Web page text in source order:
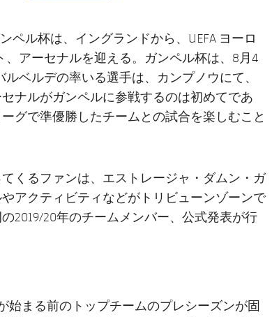
ペル杯は、イングランドから、UEFA ヨーロ
、アーセナルを迎える。ガンペル杯は、8月4
ベルデの率いる選手は、カンプノウにて、
ナルがガンペルに参戦するのは初めてであ
グで準優勝したチームとの試合を楽しむこと
くるファンは、エストレージャ・ダムン・ガ
アクティビティなどがトリビューンゾーンで
2019/20年のチームメンバー、公式発表が行
始まる前のトップチームのプレシーズンが固